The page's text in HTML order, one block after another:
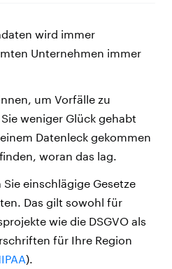
wird immer
Unternehmen immer
um Vorfälle zu
weniger Glück gehabt
Datenleck gekommen
woran das lag.
einschlägige Gesetze
Das gilt sowohl für
wie die DSGVO als
für Ihre Region
).